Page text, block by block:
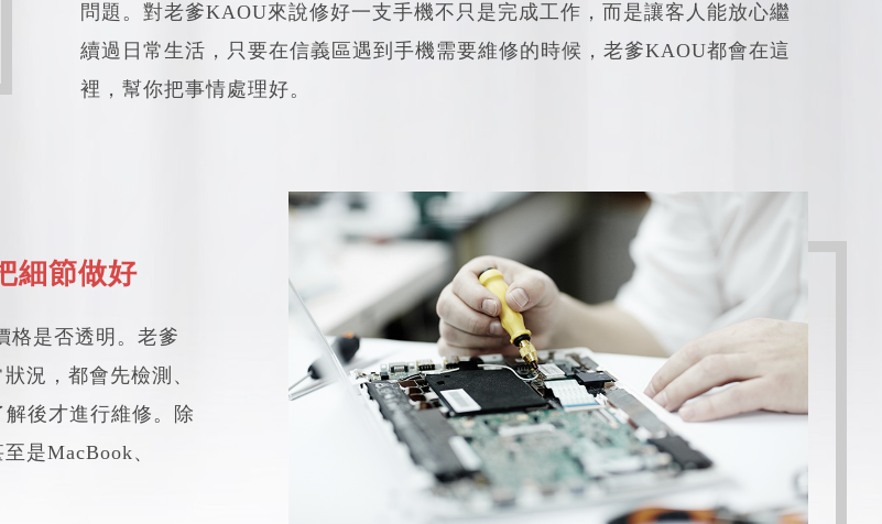
問題。對老爹KAOU來說修好一支手機不只是完成工作，而是讓客人能放心繼
續過日常生活，只要在信義區遇到手機需要維修的時候，老爹KAOU都會在這
裡，幫你把事情處理好。
細節做好
格是否透明。老爹
況，都會先檢測、
後才進行維修。除
是MacBook、